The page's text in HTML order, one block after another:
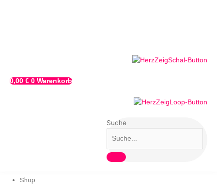
0,00 € 0 Warenkorb
Suche
Shop